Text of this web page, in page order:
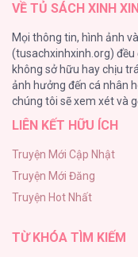
26
Rổn Nước Lì
26
Tuyển Tập
Phạm Luật
25
VỀ TỦ SÁCH XINH
Mọi thông tin, hình ảnh
(tusachxinhxinh.org)
không sở hữu hay chịu
ảnh hưởng đến cá nhân
chúng tôi sẽ xem xét và
LIÊN KẾT HỮU ÍCH
Truyện Mới Cập Nhật
Truyện Mới Đăng
Truyện Hot Nhất
TỪ KHÓA TÌM KIẾM